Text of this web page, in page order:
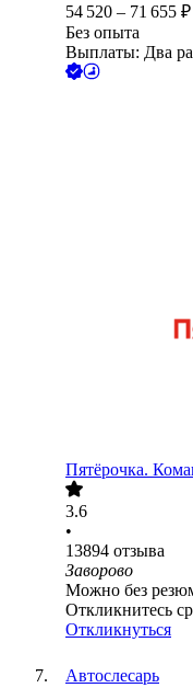
54 520 – 71 655 ₽
Без опыта
Выплаты: Два
Пятёрочка.
3.6
•
13894 отзыва
Заворово
Можно без
Откликнитесь
Откликнуться
Автослесарь